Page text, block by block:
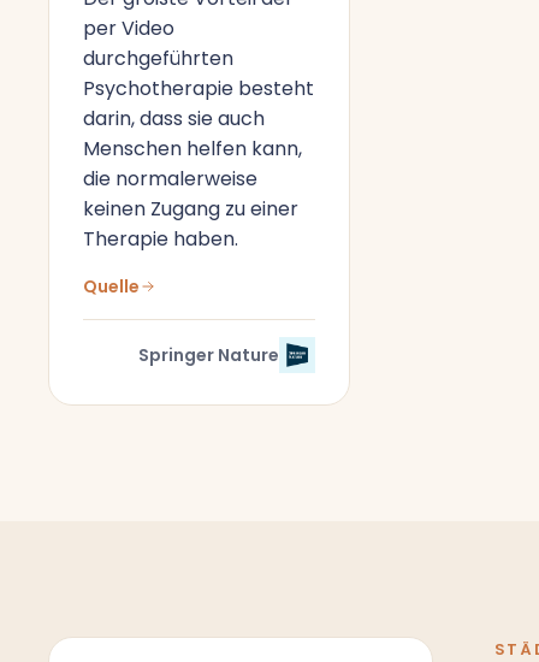
per Video
durchgeführten
Psychotherapie besteht
darin, dass sie auch
Menschen helfen kann,
die normalerweise
keinen Zugang zu einer
Therapie haben.
Quelle
Springer Nature